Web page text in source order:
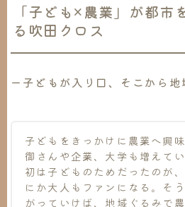
「子ども×農業」が都
る吹田クロス
ー子どもが入り口、そこから
子どもをきっかけに農業へ興
御さんや企業、大学も増えて
初は子どものためだったのが
にか大人もファンになる。そ
がっていけば、地域ぐるみで